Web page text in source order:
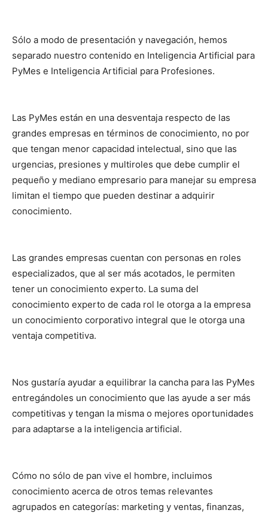
Sólo a modo de presentación y navegación, hemos
separado nuestro contenido en Inteligencia Artificial para
PyMes e Inteligencia Artificial para Profesiones.
Las PyMes están en una desventaja respecto de las
grandes empresas en términos de conocimiento, no por
que tengan menor capacidad intelectual, sino que las
urgencias, presiones y multiroles que debe cumplir el
pequeño y mediano empresario para manejar su empresa
limitan el tiempo que pueden destinar a adquirir
conocimiento.
Las grandes empresas cuentan con personas en roles
especializados, que al ser más acotados, le permiten
tener un conocimiento experto. La suma del
conocimiento experto de cada rol le otorga a la empresa
un conocimiento corporativo integral que le otorga una
ventaja competitiva.
Nos gustaría ayudar a equilibrar la cancha para las PyMes
entregándoles un conocimiento que las ayude a ser más
competitivas y tengan la misma o mejores oportunidades
para adaptarse a la inteligencia artificial.
Cómo no sólo de pan vive el hombre, incluimos
conocimiento acerca de otros temas relevantes
agrupados en categorías: marketing y ventas, finanzas,